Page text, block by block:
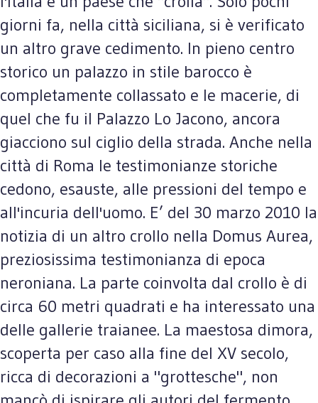
giorni fa, nella città siciliana, si è verificato
un altro grave cedimento. In pieno centro
storico un palazzo in stile barocco è
completamente collassato e le macerie, di
quel che fu il Palazzo Lo Jacono, ancora
giacciono sul ciglio della strada. Anche nella
città di Roma le testimonianze storiche
cedono, esauste, alle pressioni del tempo e
all'incuria dell'uomo. E’ del 30 marzo 2010 la
notizia di un altro crollo nella Domus Aurea,
preziosissima testimonianza di epoca
neroniana. La parte coinvolta dal crollo è di
circa 60 metri quadrati e ha interessato una
delle gallerie traianee. La maestosa dimora,
scoperta per caso alla fine del XV secolo,
ricca di decorazioni a "grottesche", non